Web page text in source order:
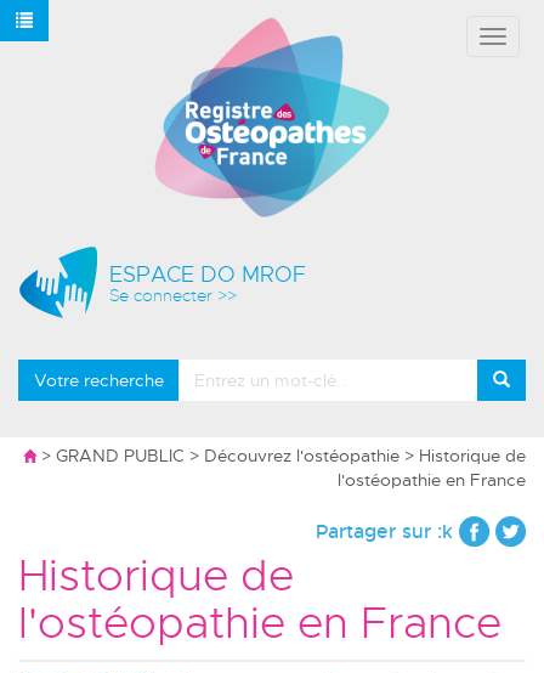
ESPACE DO MROF
Se connecter >>
Votre recherche
> GRAND PUBLIC > Découvrez l'ostéopathie > Historique de
l'ostéopathie en France
Partager sur :k
Historique de
l'ostéopathie en France